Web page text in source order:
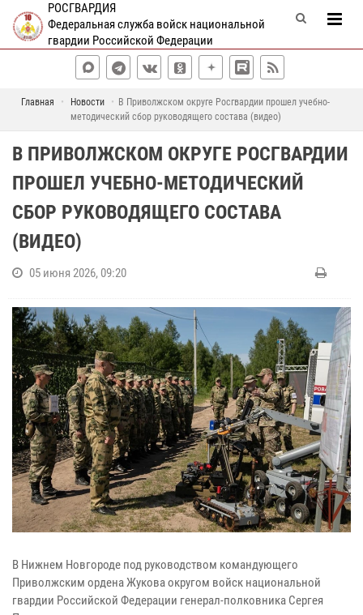
РОСГВАРДИЯ
Федеральная служба войск национальной
гвардии Российской Федерации
Главная Новости
В Приволжском округе Росгвардии прошел учебно-
методический сбор руководящего состава (видео)
В ПРИВОЛЖСКОМ ОКРУГЕ РОСГВАРДИИ
ПРОШЕЛ УЧЕБНО-МЕТОДИЧЕСКИЙ
СБОР РУКОВОДЯЩЕГО СОСТАВА
(ВИДЕО)
05 июня 2026, 09:20
В Нижнем Новгороде под руководством командующего
Приволжским ордена Жукова округом войск национальной
гвардии Российской Федерации генерал-полковника Сергея